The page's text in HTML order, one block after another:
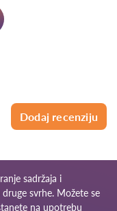
Dodaj recenziju
sadržaja i
svrhe. Možete se
na upotrebu